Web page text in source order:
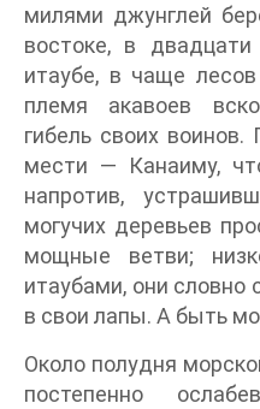
милями джунглей
востоке, в
итаубе, в чаще
племя акавоев
гибель своих
мести — Канаиму,
напротив,
могучих деревьев
мощные ветви;
итаубами, они словно
в свои лапы. А быть
Около полудня
постепенно